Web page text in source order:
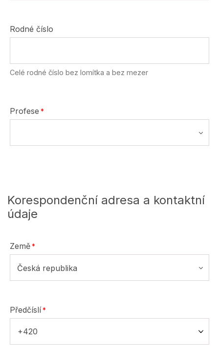
Rodné číslo
Celé rodné číslo bez lomítka a bez mezer
Profese
Korespondenční adresa a kontaktní
údaje
Země
Česká republika
Předčíslí